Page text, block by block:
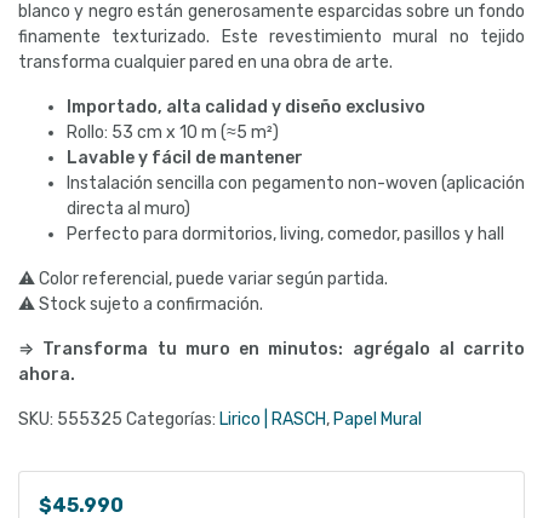
blanco y negro están generosamente esparcidas sobre un fondo
finamente texturizado. Este revestimiento mural no tejido
transforma cualquier pared en una obra de arte.
Importado, alta calidad y diseño exclusivo
Rollo: 53 cm x 10 m (≈5 m²)
Lavable y fácil de mantener
Instalación sencilla con pegamento non-woven (aplicación
directa al muro)
Perfecto para dormitorios, living, comedor, pasillos y hall
⚠ Color referencial, puede variar según partida.
⚠ Stock sujeto a confirmación.
⇒ Transforma tu muro en minutos: agrégalo al carrito
ahora.
SKU: 555325 Categorías: Lirico | RASCH, Papel Mural
$45.990